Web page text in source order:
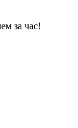
за час!